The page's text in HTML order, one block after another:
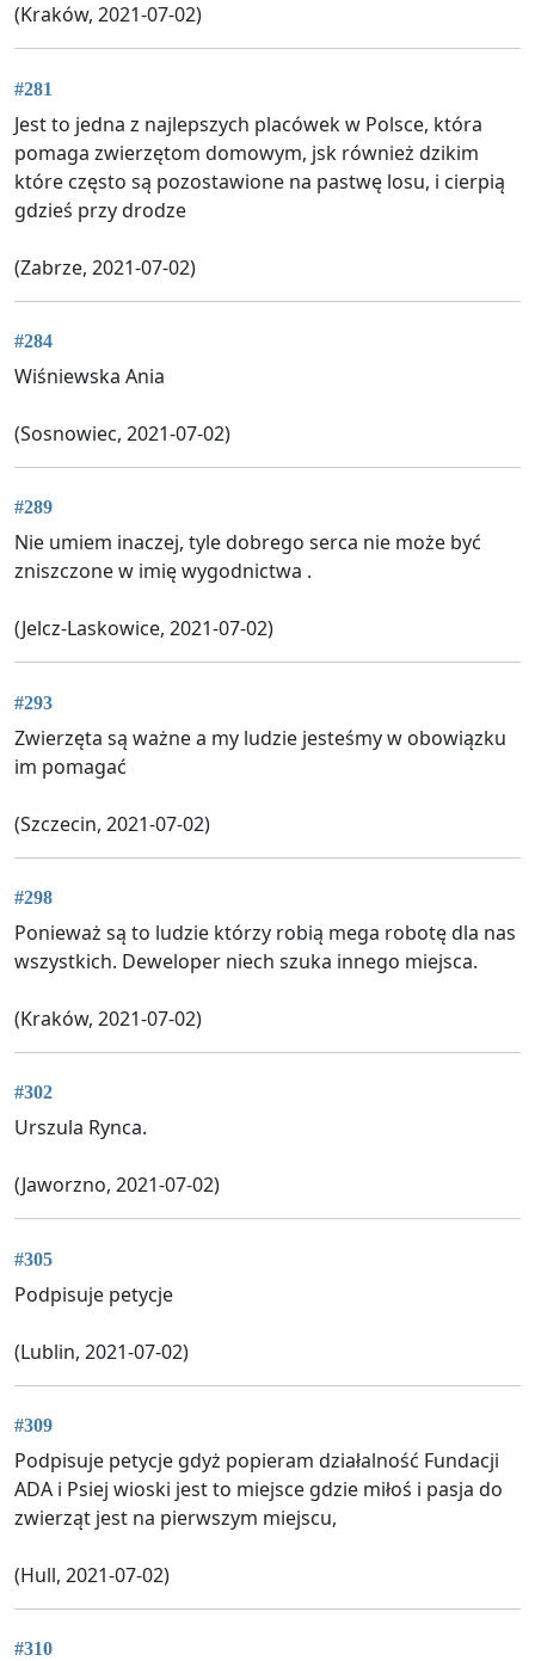
(Kraków, 2021-07-02)
#281
Jest to jedna z najlepszych placówek w Polsce, która
pomaga zwierzętom domowym, jsk również dzikim
które często są pozostawione na pastwę losu, i cierpią
gdzieś przy drodze
(Zabrze, 2021-07-02)
#284
Wiśniewska Ania
(Sosnowiec, 2021-07-02)
#289
Nie umiem inaczej, tyle dobrego serca nie może być
zniszczone w imię wygodnictwa .
(Jelcz-Laskowice, 2021-07-02)
#293
Zwierzęta są ważne a my ludzie jesteśmy w obowiązku
im pomagać
(Szczecin, 2021-07-02)
#298
Ponieważ są to ludzie którzy robią mega robotę dla nas
wszystkich. Deweloper niech szuka innego miejsca.
(Kraków, 2021-07-02)
#302
Urszula Rynca.
(Jaworzno, 2021-07-02)
#305
Podpisuje petycje
(Lublin, 2021-07-02)
#309
Podpisuje petycje gdyż popieram działalność Fundacji
ADA i Psiej wioski jest to miejsce gdzie miłoś i pasja do
zwierząt jest na pierwszym miejscu,
(Hull, 2021-07-02)
#310